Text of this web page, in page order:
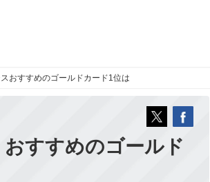
おすすめのゴールドカード1位は
すすめのゴールド